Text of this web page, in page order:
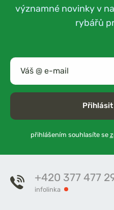
významné novinky v
rybářů
Přihlásit
přihlášením souhlasíte se
+420 377 477
infolinka